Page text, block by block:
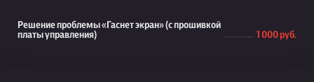
Решение проблемы «Гаснет экран» (с прошивкой
платы управления)
1 000 руб.